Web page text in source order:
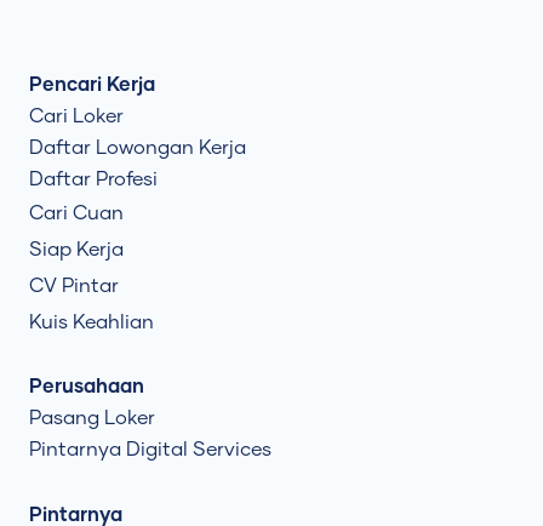
Pencari Kerja
Cari Loker
Daftar Lowongan Kerja
Daftar Profesi
Cari Cuan
Siap Kerja
CV Pintar
Kuis Keahlian
Perusahaan
Pasang Loker
Pintarnya Digital Services
Pintarnya